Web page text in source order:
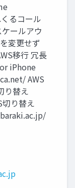
るコール
ールアウ
変更せず
移行 冗長
iPhone
AWS
り替え
り替え